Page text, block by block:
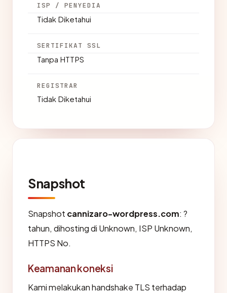
ISP / PENYEDIA
Tidak Diketahui
SERTIFIKAT SSL
Tanpa HTTPS
REGISTRAR
Tidak Diketahui
Snapshot
Snapshot cannizaro-wordpress.com: ?
tahun, dihosting di Unknown, ISP Unknown,
HTTPS No.
Keamanan koneksi
Kami melakukan handshake TLS terhadap